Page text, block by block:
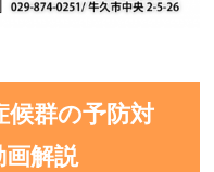
群の予防対
解説